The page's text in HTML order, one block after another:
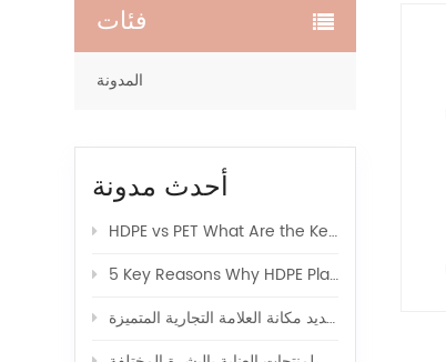
فئات
المدونة
أحدث مدونة
HDPE vs PET What Are the Key Differences in Body Lotion Shampoo Bottle Packaging
5 Key Reasons Why HDPE Plastic Is the Top Choice for Cosmetics
كيف يؤثر تصميم عبوات مستحضرات التجميل على تصور المنتج وتحديد مكانة العلامة التجارية المتميزة